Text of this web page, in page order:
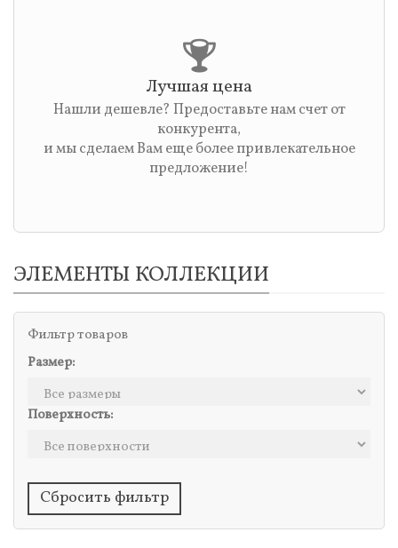
Лучшая цена
Нашли дешевле? Предоставьте нам счет от
конкурента,
и мы сделаем Вам еще более привлекательное
предложение!
ЭЛЕМЕНТЫ КОЛЛЕКЦИИ
Фильтр товаров
Размер:
Поверхность:
Сбросить фильтр